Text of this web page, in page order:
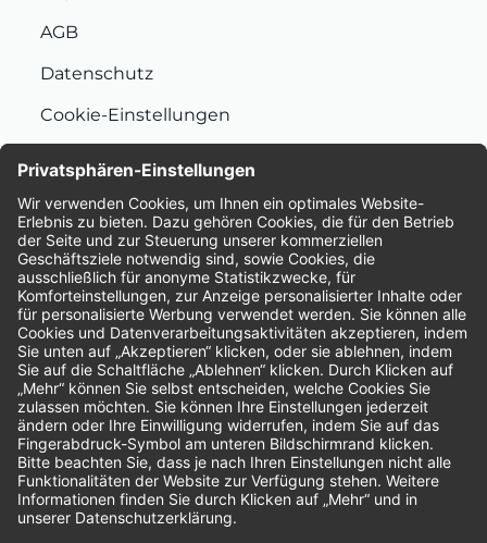
AGB
Datenschutz
Cookie-Einstellungen
Bewertungen